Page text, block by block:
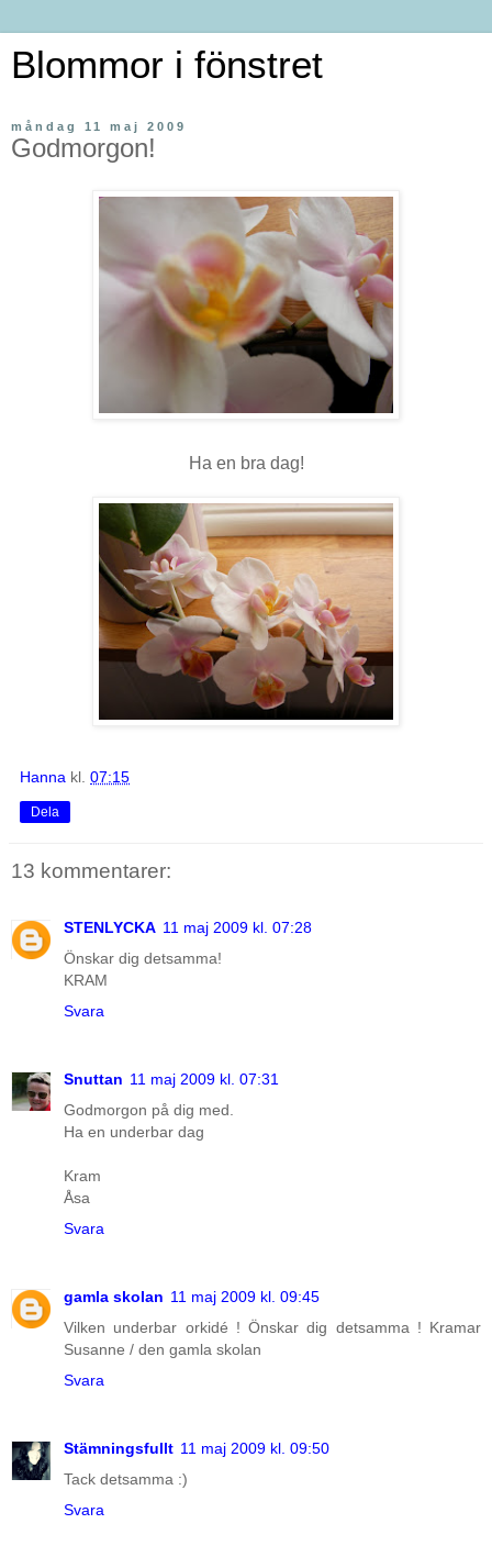
Blommor i fönstret
måndag 11 maj 2009
Godmorgon!
Ha en bra dag!
Hanna kl. 07:15
Dela
13 kommentarer:
STENLYCKA 11 maj 2009 kl. 07:28
Önskar dig detsamma!
KRAM
Svara
Snuttan 11 maj 2009 kl. 07:31
Godmorgon på dig med.
Ha en underbar dag
Kram
Åsa
Svara
gamla skolan 11 maj 2009 kl. 09:45
Vilken underbar orkidé ! Önskar dig detsamma ! Kramar
Susanne / den gamla skolan
Svara
Stämningsfullt 11 maj 2009 kl. 09:50
Tack detsamma :)
Svara